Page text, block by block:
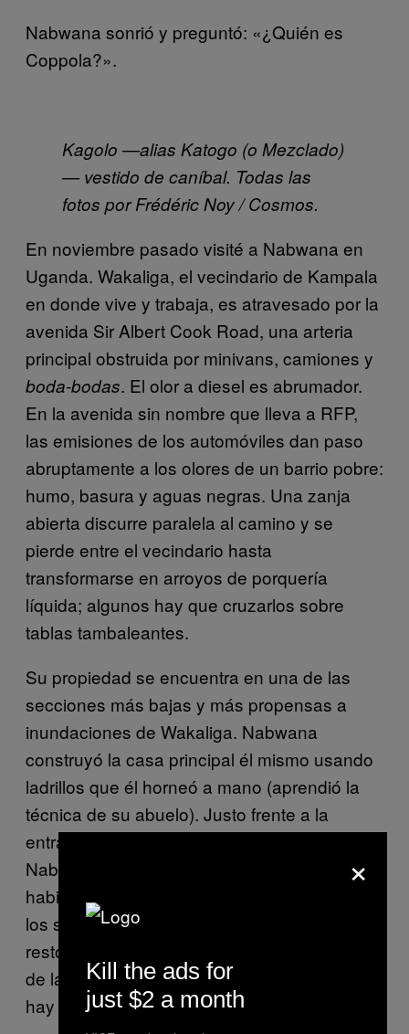
Nabwana sonrió y preguntó: «¿Quién es
Coppola?».
Kagolo —alias Katogo (o Mezclado)
— vestido de caníbal. Todas las
fotos por Frédéric Noy / Cosmos.
En noviembre pasado visité a Nabwana en
Uganda. Wakaliga, el vecindario de Kampala
en donde vive y trabaja, es atravesado por la
avenida Sir Albert Cook Road, una arteria
principal obstruida por minivans, camiones y
boda-bodas. El olor a diesel es abrumador.
En la avenida sin nombre que lleva a RFP,
las emisiones de los automóviles dan paso
abruptamente a los olores de un barrio pobre:
humo, basura y aguas negras. Una zanja
abierta discurre paralela al camino y se
pierde entre el vecindario hasta
transformarse en arroyos de porquería
líquida; algunos hay que cruzarlos sobre
tablas tambaleantes.
Su propiedad se encuentra en una de las
secciones más bajas y más propensas a
inundaciones de Wakaliga. Nabwana
construyó la casa principal él mismo usando
ladrillos que él horneó a mano (aprendió la
técnica de su abuelo). Justo frente a la
entrada trasera hay una cocina abierta.
Nabwana y su esposa, Harriet, comparten
habitación con sus tres hijos, mientras que
los suegros e inquilinos se hospedan en el
resto de habitaciones. Los doce habitantes
de la casa comparten una letrina exterior. No
hay sistema de drenaje de aguas residuales.
×
Kill the ads for
just $2 a month